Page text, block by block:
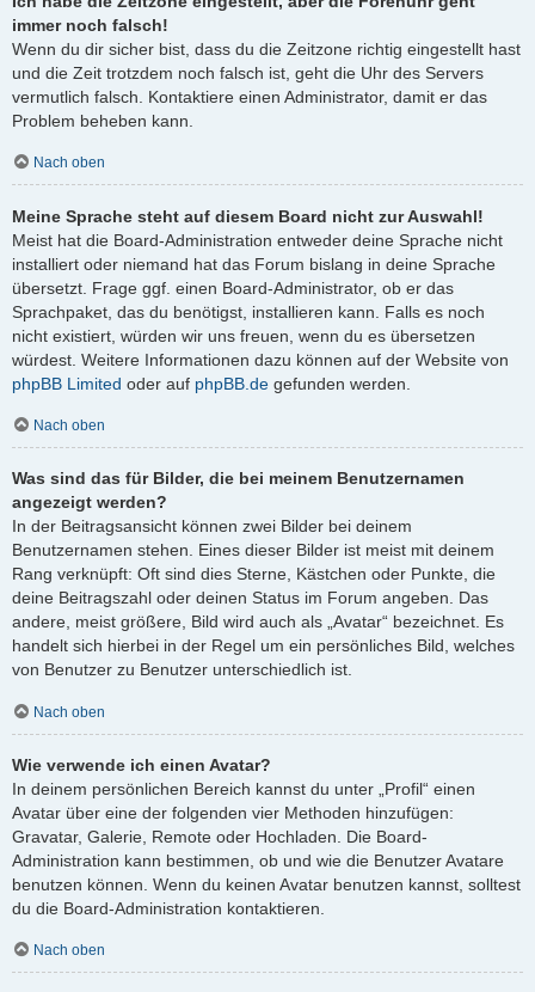
immer noch falsch!
Wenn du dir sicher bist, dass du die Zeitzone richtig eingestellt hast
und die Zeit trotzdem noch falsch ist, geht die Uhr des Servers
vermutlich falsch. Kontaktiere einen Administrator, damit er das
Problem beheben kann.
Nach oben
Meine Sprache steht auf diesem Board nicht zur Auswahl!
Meist hat die Board-Administration entweder deine Sprache nicht
installiert oder niemand hat das Forum bislang in deine Sprache
übersetzt. Frage ggf. einen Board-Administrator, ob er das
Sprachpaket, das du benötigst, installieren kann. Falls es noch
nicht existiert, würden wir uns freuen, wenn du es übersetzen
würdest. Weitere Informationen dazu können auf der Website von
phpBB Limited oder auf phpBB.de gefunden werden.
Nach oben
Was sind das für Bilder, die bei meinem Benutzernamen
angezeigt werden?
In der Beitragsansicht können zwei Bilder bei deinem
Benutzernamen stehen. Eines dieser Bilder ist meist mit deinem
Rang verknüpft: Oft sind dies Sterne, Kästchen oder Punkte, die
deine Beitragszahl oder deinen Status im Forum angeben. Das
andere, meist größere, Bild wird auch als „Avatar“ bezeichnet. Es
handelt sich hierbei in der Regel um ein persönliches Bild, welches
von Benutzer zu Benutzer unterschiedlich ist.
Nach oben
Wie verwende ich einen Avatar?
In deinem persönlichen Bereich kannst du unter „Profil“ einen
Avatar über eine der folgenden vier Methoden hinzufügen:
Gravatar, Galerie, Remote oder Hochladen. Die Board-
Administration kann bestimmen, ob und wie die Benutzer Avatare
benutzen können. Wenn du keinen Avatar benutzen kannst, solltest
du die Board-Administration kontaktieren.
Nach oben